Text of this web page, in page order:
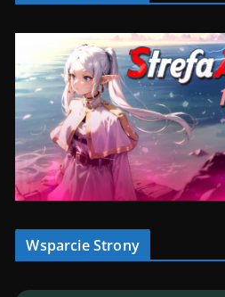
Wsparcie Strony